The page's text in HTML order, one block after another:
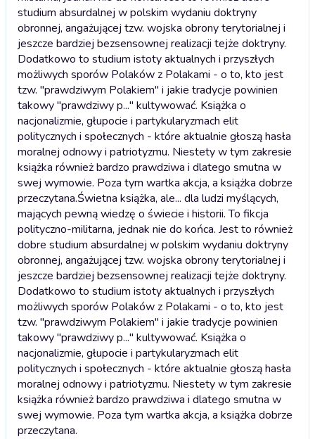
studium absurdalnej w polskim wydaniu doktryny
obronnej, angażującej tzw. wojska obrony terytorialnej i
jeszcze bardziej bezsensownej realizacji tejże doktryny.
Dodatkowo to studium istoty aktualnych i przyszłych
możliwych sporów Polaków z Polakami - o to, kto jest
tzw. "prawdziwym Polakiem" i jakie tradycje powinien
takowy "prawdziwy p..." kultywować. Książka o
nacjonalizmie, głupocie i partykularyzmach elit
politycznych i społecznych - które aktualnie głoszą hasła
moralnej odnowy i patriotyzmu. Niestety w tym zakresie
książka również bardzo prawdziwa i dlatego smutna w
swej wymowie. Poza tym wartka akcja, a książka dobrze
przeczytana.Świetna książka, ale... dla ludzi myślących,
mających pewną wiedzę o świecie i historii. To fikcja
polityczno-militarna, jednak nie do końca. Jest to również
dobre studium absurdalnej w polskim wydaniu doktryny
obronnej, angażującej tzw. wojska obrony terytorialnej i
jeszcze bardziej bezsensownej realizacji tejże doktryny.
Dodatkowo to studium istoty aktualnych i przyszłych
możliwych sporów Polaków z Polakami - o to, kto jest
tzw. "prawdziwym Polakiem" i jakie tradycje powinien
takowy "prawdziwy p..." kultywować. Książka o
nacjonalizmie, głupocie i partykularyzmach elit
politycznych i społecznych - które aktualnie głoszą hasła
moralnej odnowy i patriotyzmu. Niestety w tym zakresie
książka również bardzo prawdziwa i dlatego smutna w
swej wymowie. Poza tym wartka akcja, a książka dobrze
przeczytana.